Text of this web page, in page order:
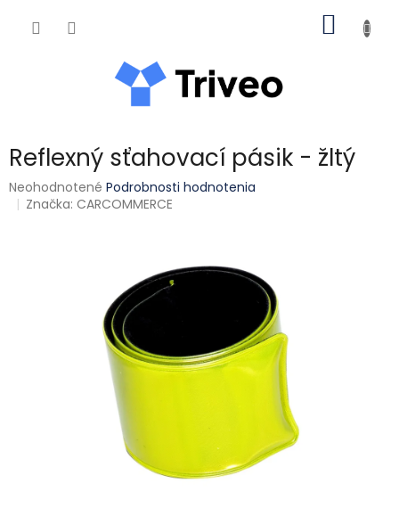
Reflexný sťahovací pásik - žltý
Priemerné hodnotenie produktu je 0,0 z 5 hviezdičiek.
Neohodnotené Podrobnosti hodnotenia
Značka:CARCOMMERCE